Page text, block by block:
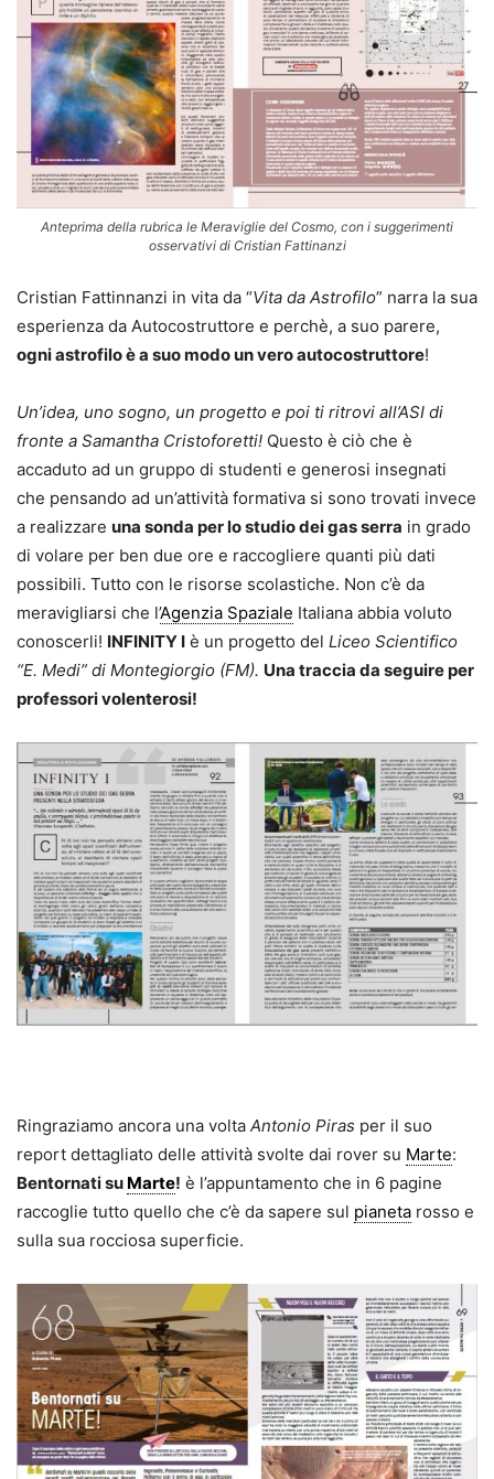
Anteprima della rubrica le Meraviglie del Cosmo, con i suggerimenti
osservativi di Cristian Fattinanzi
Cristian Fattinnanzi in vita da “Vita da Astrofilo” narra la sua
esperienza da Autocostruttore e perchè, a suo parere,
ogni astrofilo è a suo modo un vero autocostruttore!
Un’idea, uno sogno, un progetto e poi ti ritrovi all’ASI di
fronte a Samantha Cristoforetti! Questo è ciò che è
accaduto ad un gruppo di studenti e generosi insegnati
che pensando ad un’attività formativa si sono trovati invece
a realizzare una sonda per lo studio dei gas serra in grado
di volare per ben due ore e raccogliere quanti più dati
possibili. Tutto con le risorse scolastiche. Non c’è da
meravigliarsi che l’Agenzia Spaziale Italiana abbia voluto
conoscerli! INFINITY I è un progetto del Liceo Scientifico
“E. Medi” di Montegiorgio (FM). Una traccia da seguire per
professori volenterosi!
Ringraziamo ancora una volta Antonio Piras per il suo
report dettagliato delle attività svolte dai rover su Marte:
Bentornati su Marte! è l’appuntamento che in 6 pagine
raccoglie tutto quello che c’è da sapere sul pianeta rosso e
sulla sua rocciosa superficie.